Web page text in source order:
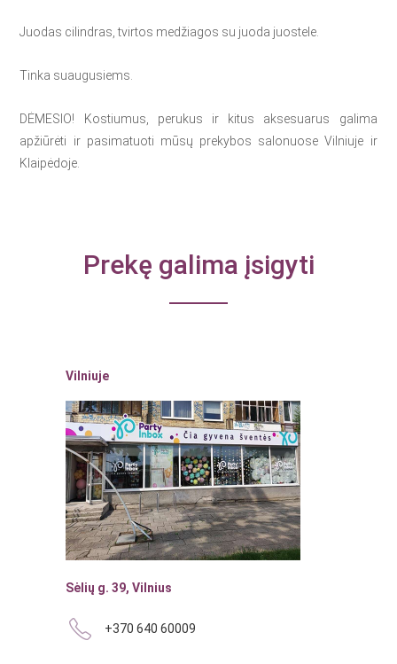
Juodas cilindras, tvirtos medžiagos su juoda juostele.
Tinka suaugusiems.
DĖMESIO! Kostiumus, perukus ir kitus aksesuarus galima
apžiūrėti ir pasimatuoti mūsų prekybos salonuose Vilniuje ir
Klaipėdoje.
Prekę galima įsigyti
Vilniuje
Sėlių g. 39, Vilnius
+370 640 60009